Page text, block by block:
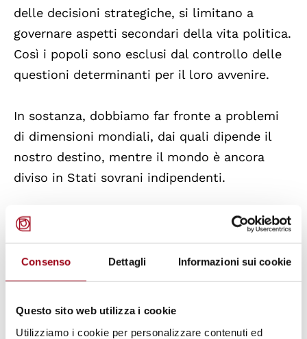
Consenso Dettagli Informazioni sui cookie
Questo sito web utilizza i cookie
Utilizziamo i cookie per personalizzare contenuti ed
delle decisioni strategiche, si limitano a
governare aspetti secondari della vita politica.
Così i popoli sono esclusi dal controllo delle
questioni determinanti per il loro avvenire.
In sostanza, dobbiamo far fronte a problemi
di dimensioni mondiali, dai quali dipende il
nostro destino, mentre il mondo è ancora
diviso in Stati sovrani indipendenti.
La conseguenza di questa situazione è che il
potenze. E di fatto, i centri di decisione
mondiali (il Consiglio di Sicurezza dell'Onu, il
esprimono la supremazia delle grandi potenze